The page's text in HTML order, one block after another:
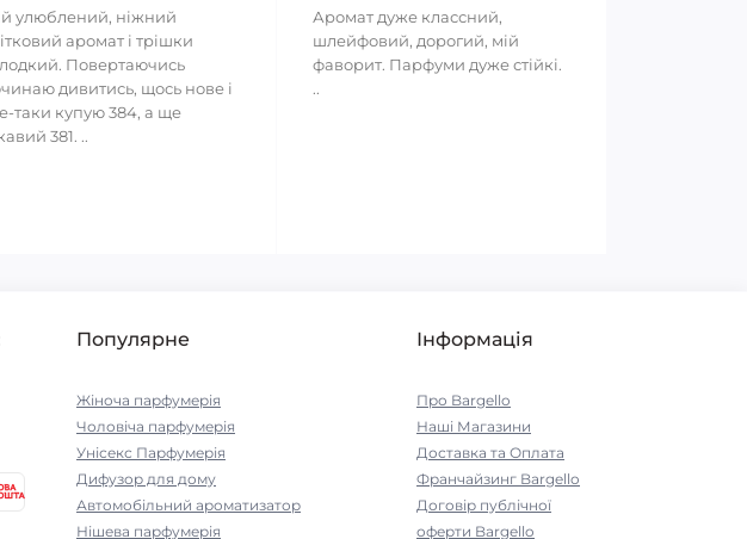
улюблений, ніжний
аромат і трішки
Повертаючись
дивитись, щось нове і
таки купую 384, а ще
381. ..
Аромат дуже классний,
шлейфовий, дорогий, мій
фаворит. Парфуми дуже стійкі.
..
Популярне
Жіноча парфумерія
Чоловіча парфумерія
Унісекс Парфумерія
Дифузор для дому
Автомобільний ароматизатор
Нішева парфумерія
Інформація
Про Bargello
Наші Магазини
Доставка та Оплата
Франчайзинг Bargello
Договір публічної
оферти Bargello